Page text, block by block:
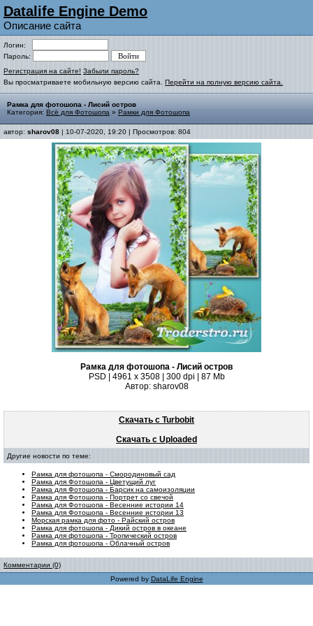
Datalife Engine Demo
Описание сайта
Логин:
Пароль:
Регистрация на сайте! Забыли пароль?
Вы просматриваете мобильную версию сайта. Перейти на полную версию сайта.
Рамка для фотошопа - Лисий остров
Категория: Всё для Фотошопа » Рамки для Фотошопа
автор: sharov08 | 10-07-2020, 19:20 | Просмотров: 804
Рамка для фотошопа - Лисий остров
PSD | 4961 х 3508 | 300 dpi | 87 Mb
Автор: sharov08
Скачать с Turbobit
Скачать с Uploaded
Другие новости по теме:
Рамка для фотошопа - Смородиновый сад
Рамка для Фотошопа - Цветущий луг
Рамка для Фотошопа - Барсик на самоизоляции
Рамка для Фотошопа - Портрет со свечой
Рамка для Фотошопа - Весенние истории 14
Рамка для Фотошопа - Весенние истории 13
Морская рамка для фото - Райский остров
Рамка для фотошопа - Дикий остров в океане
Рамка для фотошопа - Тропический остров
Рамка для фотошопа - Облачный остров
Комментарии (0)
Powered by DataLife Engine